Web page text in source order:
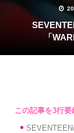
SEVENTEEN ホシ & ウジ、初のファンコンサート
「